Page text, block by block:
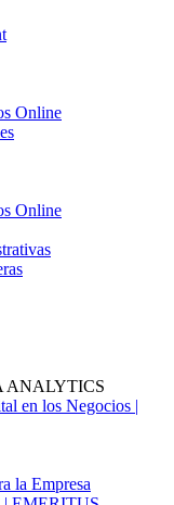
Online
Online
ANALYTICS
en los Negocios |
la Empresa